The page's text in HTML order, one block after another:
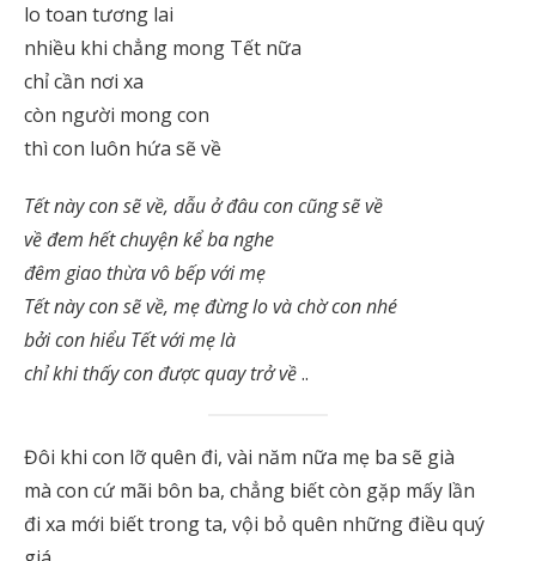
lo toan tương lai
nhiều khi chẳng mong Tết nữa
chỉ cần nơi xa
còn người mong con
thì con luôn hứa sẽ về
Tết này con sẽ về, dẫu ở đâu con cũng sẽ về
về đem hết chuyện kể ba nghe
đêm giao thừa vô bếp với mẹ
Tết này con sẽ về, mẹ đừng lo và chờ con nhé
bởi con hiểu Tết với mẹ là
chỉ khi thấy con được quay trở về..
Đôi khi con lỡ quên đi, vài năm nữa mẹ ba sẽ già
mà con cứ mãi bôn ba, chẳng biết còn gặp mấy lần
đi xa mới biết trong ta, vội bỏ quên những điều quý